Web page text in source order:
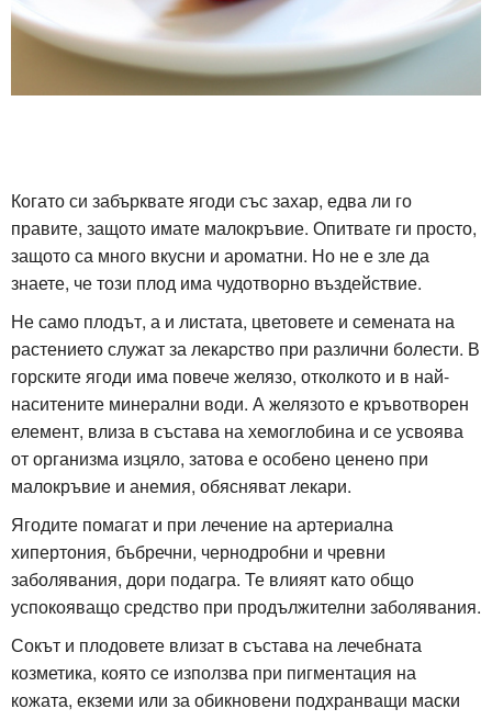
Когато си забърквате ягоди със захар, едва ли го
правите, защото имате малокръвие. Опитвате ги просто,
защото са много вкусни и ароматни. Но не е зле да
знаете, че този плод има чудотворно въздействие.
Не само плодът, а и листата, цветовете и семената на
растението служат за лекарство при различни болести. В
горските ягоди има повече желязо, отколкото и в най-
наситените минерални води. А желязото е кръвотворен
елемент, влиза в състава на хемоглобина и се усвоява
от организма изцяло, затова е особено ценено при
малокръвие и анемия, обясняват лекари.
Ягодите помагат и при лечение на артериална
хипертония, бъбречни, чернодробни и чревни
заболявания, дори подагра. Те влияят като общо
успокояващо средство при продължителни заболявания.
Сокът и плодовете влизат в състава на лечебната
козметика, която се използва при пигментация на
кожата, екземи или за обикновени подхранващи маски